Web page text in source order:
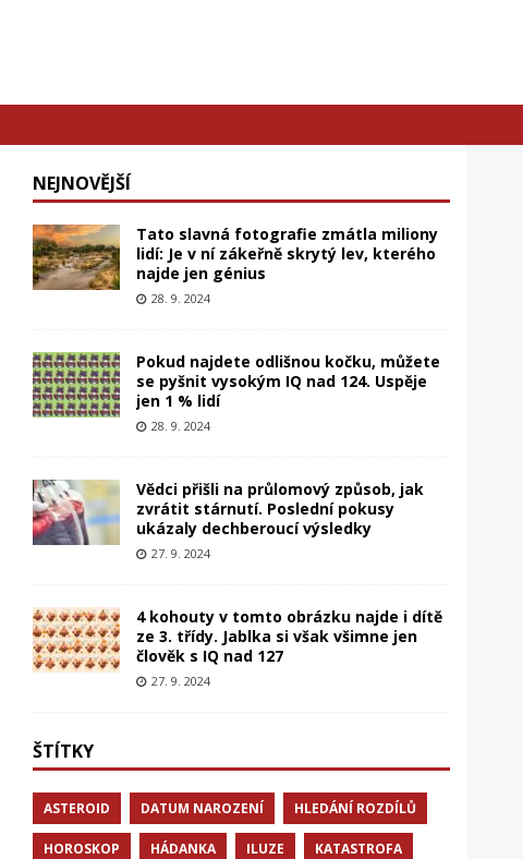
NEJNOVĚJŠÍ
Tato slavná fotografie zmátla miliony
lidí: Je v ní zákeřně skrytý lev, kterého
najde jen génius
28. 9. 2024
Pokud najdete odlišnou kočku, můžete
se pyšnit vysokým IQ nad 124. Uspěje
jen 1 % lidí
28. 9. 2024
Vědci přišli na průlomový způsob, jak
zvrátit stárnutí. Poslední pokusy
ukázaly dechberoucí výsledky
27. 9. 2024
4 kohouty v tomto obrázku najde i dítě
ze 3. třídy. Jablka si však všimne jen
člověk s IQ nad 127
27. 9. 2024
ŠTÍTKY
ASTEROID DATUM NAROZENÍ HLEDÁNÍ ROZDÍLŮ
HOROSKOP HÁDANKA ILUZE KATASTROFA